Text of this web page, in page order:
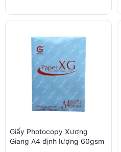
Giấy Photocopy Xương
Giang A4 định lượng 60gsm